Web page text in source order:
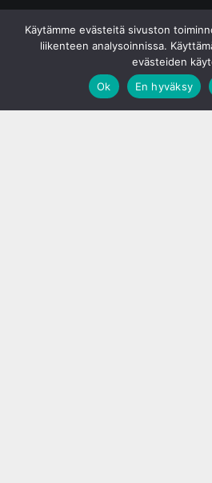
Käytämme evästeitä sivuston
liikenteen analysoinnissa.
evästeiden
Ok
En hyväksy